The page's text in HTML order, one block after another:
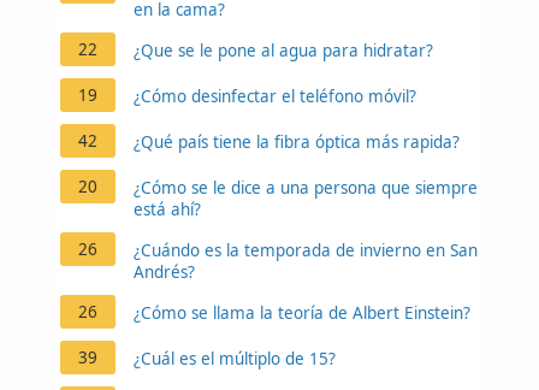
en la cama?
22
¿Que se le pone al agua para hidratar?
19 ¿Cómo desinfectar el teléfono móvil?
42 ¿Qué país tiene la fibra óptica más rapida?
20
¿Cómo se le dice a una persona que siempre
está ahí?
26
¿Cuándo es la temporada de invierno en San
Andrés?
26
¿Cómo se llama la teoría de Albert Einstein?
39 ¿Cuál es el múltiplo de 15?